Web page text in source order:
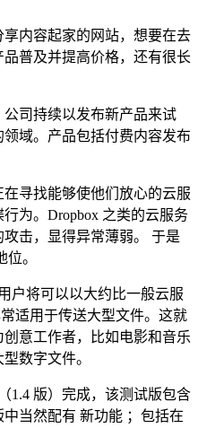
内容起家的网站，想要在去
品普及并提高价格，还有很长
公司持续以发布新产品来试
域。产品包括付费内容发布
寻找能够使他们放心的云服
为。Dropbox 之类的云服务
击，显得异常薄弱。 于是
。
户将可以以大约比一般云服
适用于传送大型文件。这就
意工作者，比如电影和音乐
数字文件。
1.4 版）完成，该测试版包含
当然配有 新功能 ；包括在